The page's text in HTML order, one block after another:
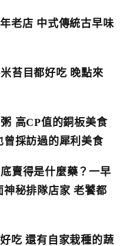
老店 中式傳統古早味
苔目都好吃 晚點來
高CP值的銅板美食
採訪過的犀利美食
賣得是什麼藥？一早
秘排隊店家 老饕都
吃 還有自家栽種的蔬